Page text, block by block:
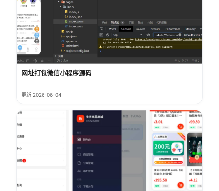
网址打包微信小程序源码
更新 2026-06-04